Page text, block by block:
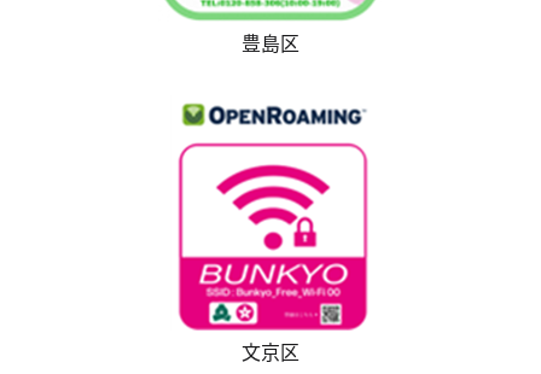
豊島区
文京区